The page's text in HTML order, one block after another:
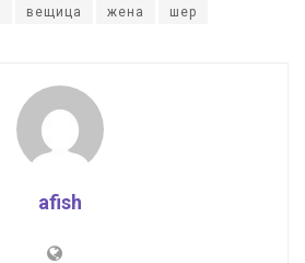
вещица жена шер
afish